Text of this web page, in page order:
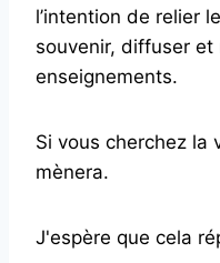
l’intention de relier
souvenir, diffuser
enseignements.
Si vous cherchez la
mènera.
J'espère que cela